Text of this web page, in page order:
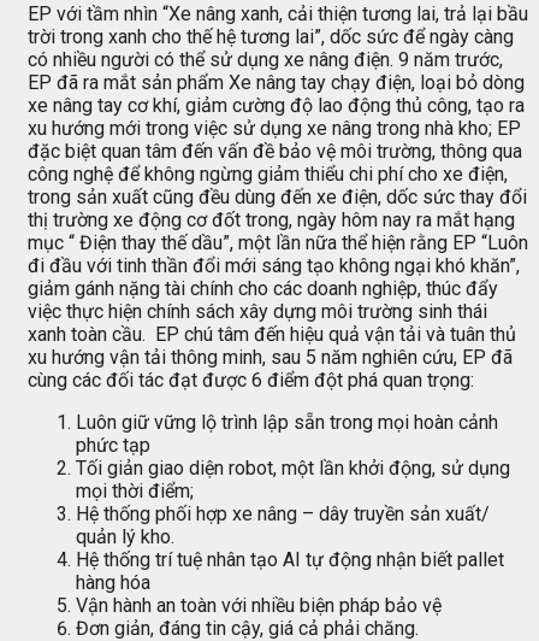
EP với tầm nhìn “Xe nâng xanh, cải thiện tương lai, trả lại bầu
trời trong xanh cho thế hệ tương lai”, dốc sức để ngày càng
có nhiều người có thể sử dụng xe nâng điện. 9 năm trước,
EP đã ra mắt sản phẩm Xe nâng tay chạy điện, loại bỏ dòng
xe nâng tay cơ khí, giảm cường độ lao động thủ công, tạo ra
xu hướng mới trong việc sử dụng xe nâng trong nhà kho; EP
đặc biệt quan tâm đến vấn đề bảo vệ môi trường, thông qua
công nghệ để không ngừng giảm thiểu chi phí cho xe điện,
trong sản xuất cũng đều dùng đến xe điện, dốc sức thay đổi
thị trường xe động cơ đốt trong, ngày hôm nay ra mắt hạng
mục “ Điện thay thế dầu”, một lần nữa thể hiện rằng EP “Luôn
đi đầu với tinh thần đổi mới sáng tạo không ngại khó khăn”,
giảm gánh nặng tài chính cho các doanh nghiệp, thúc đẩy
việc thực hiện chính sách xây dựng môi trường sinh thái
xanh toàn cầu. EP chú tâm đến hiệu quả vận tải và tuân thủ
xu hướng vận tải thông minh, sau 5 năm nghiên cứu, EP đã
cùng các đối tác đạt được 6 điểm đột phá quan trọng:
Luôn giữ vững lộ trình lập sẵn trong mọi hoàn cảnh
phức tạp
Tối giản giao diện robot, một lần khởi động, sử dụng
mọi thời điểm;
Hệ thống phối hợp xe nâng – dây truyền sản xuất/
quản lý kho.
Hệ thống trí tuệ nhân tạo AI tự động nhận biết pallet
hàng hóa
Vận hành an toàn với nhiều biện pháp bảo vệ
Đơn giản, đáng tin cậy, giá cả phải chăng.